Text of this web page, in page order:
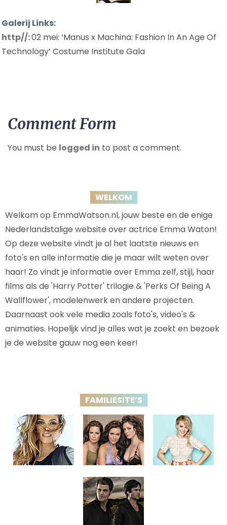
Galerij Links:
http//:02 mei: ‘Manus x Machina: Fashion In An Age Of
Technology’ Costume Institute Gala
Comment Form
You must be logged in to post a comment.
WELKOM
Welkom op EmmaWatson.nl, jouw beste en de enige
Nederlandstalige website over actrice Emma Waton!
Op deze website vindt je al het laatste nieuws en
foto's en alle informatie die je maar wilt weten over
haar! Zo vindt je informatie over Emma zelf, stijl, haar
films als de 'Harry Potter' trilogie & 'Perks Of Being A
Wallflower', modelenwerk en andere projecten.
Daarnaast ook vele media zoals foto's, video's &
animaties. Hopelijk vind je alles wat je zoekt en bezoek
je de website gauw nog een keer!
FAMILIESITE’S